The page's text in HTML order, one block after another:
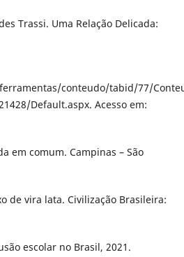
Trassi. Uma Relação Delicada:
conteudo/tabid/77/
Default.aspx. Acesso em:
em comum. Campinas – São
de vira lata. Civilização Brasileira:
escolar no Brasil, 2021.